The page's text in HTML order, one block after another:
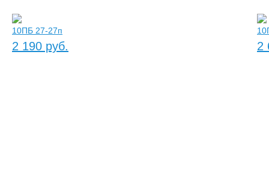
10ПБ 27-27п
2 190 руб. 2